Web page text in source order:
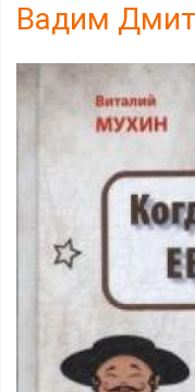
Вадим